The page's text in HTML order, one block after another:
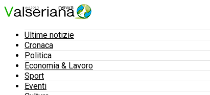
Ultime notizie
Cronaca
Politica
Economia & Lavoro
Sport
Eventi